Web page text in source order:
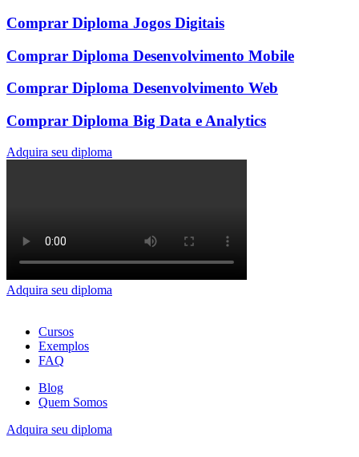
Comprar Diploma Jogos Digitais
Comprar Diploma Desenvolvimento Mobile
Comprar Diploma Desenvolvimento Web
Comprar Diploma Big Data e Analytics
Adquira seu diploma
Adquira seu diploma
Cursos
Exemplos
FAQ
Blog
Quem Somos
Adquira seu diploma